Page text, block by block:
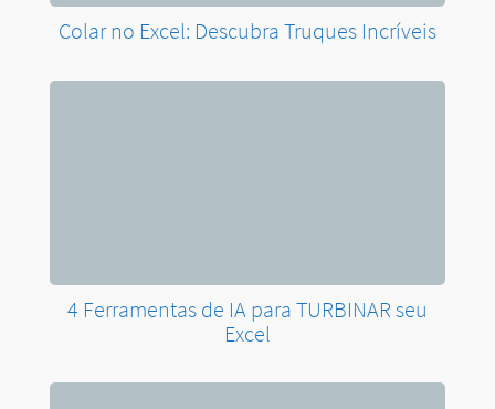
Colar no Excel: Descubra Truques Incríveis
4 Ferramentas de IA para TURBINAR seu
Excel